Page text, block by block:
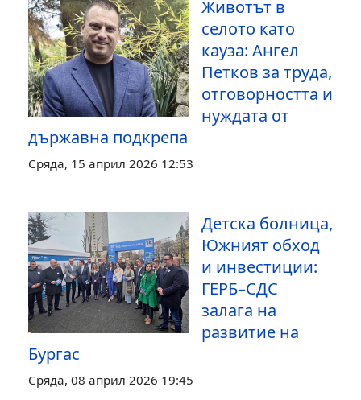
Животът в
селото като
кауза: Ангел
Петков за труда,
отговорността и
нуждата от
държавна подкрепа
Сряда, 15 април 2026 12:53
Детска болница,
Южният обход
и инвестиции:
ГЕРБ–СДС
залага на
развитие на
Бургас
Сряда, 08 април 2026 19:45